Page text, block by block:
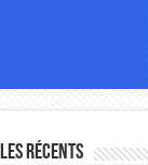
Récents